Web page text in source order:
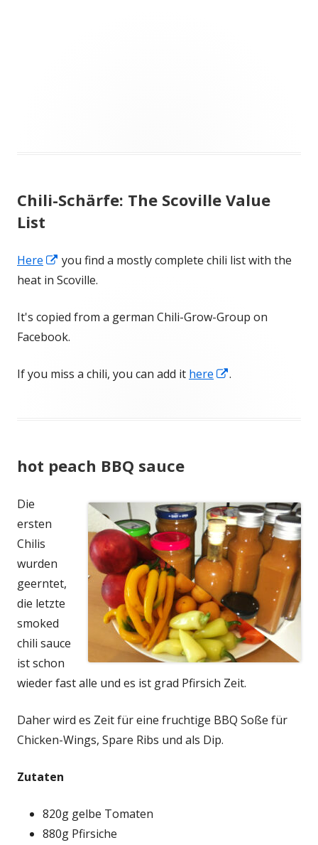
Chili-Schärfe: The Scoville Value
List
Here
In
neuem
öffnen
you find a mostly complete chili list with the
heat in Scoville.
It's copied from a german Chili-Grow-Group on
Facebook.
If you miss a chili, you can add it here
In.
hot peach BBQ sauce
Die
ersten
Chilis
wurden
geerntet,
die letzte
smoked
chili sauce
ist schon
wieder fast alle und es ist grad Pfirsich Zeit.
Daher wird es Zeit für eine fruchtige BBQ Soße für
Chicken-Wings, Spare Ribs und als Dip.
Zutaten
820g gelbe Tomaten
880g Pfirsiche